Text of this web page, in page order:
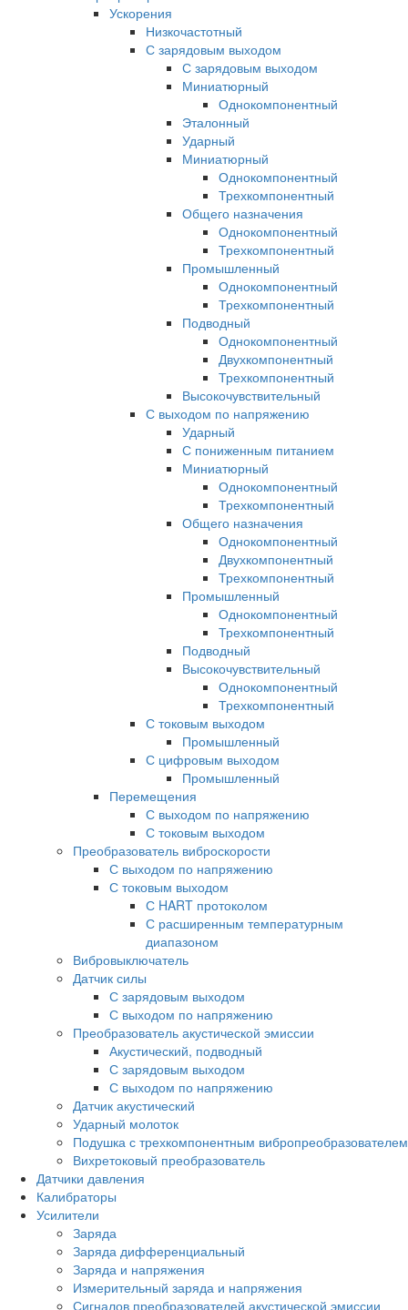
Ускорения
Низкочастотный
С зарядовым выходом
С зарядовым выходом
Миниатюрный
Однокомпонентный
Эталонный
Ударный
Миниатюрный
Однокомпонентный
Трехкомпонентный
Общего назначения
Однокомпонентный
Трехкомпонентный
Промышленный
Однокомпонентный
Трехкомпонентный
Подводный
Однокомпонентный
Двухкомпонентный
Трехкомпонентный
Высокочувствительный
С выходом по напряжению
Ударный
С пониженным питанием
Миниатюрный
Однокомпонентный
Трехкомпонентный
Общего назначения
Однокомпонентный
Двухкомпонентный
Трехкомпонентный
Промышленный
Однокомпонентный
Трехкомпонентный
Подводный
Высокочувствительный
Однокомпонентный
Трехкомпонентный
С токовым выходом
Промышленный
С цифровым выходом
Промышленный
Перемещения
С выходом по напряжению
С токовым выходом
Преобразователь виброскорости
С выходом по напряжению
С токовым выходом
С HART протоколом
С расширенным температурным
диапазоном
Вибровыключатель
Датчик силы
С зарядовым выходом
С выходом по напряжению
Преобразователь акустической эмиссии
Акустический, подводный
С зарядовым выходом
С выходом по напряжению
Датчик акустический
Ударный молоток
Подушка с трехкомпонентным вибропреобразователем
Вихретоковый преобразователь
Дaтчики давления
Калибраторы
Усилители
Заряда
Заряда дифференциальный
Заряда и напряжения
Измерительный заряда и напряжения
Сигналов преобразователей акустической эмиссии